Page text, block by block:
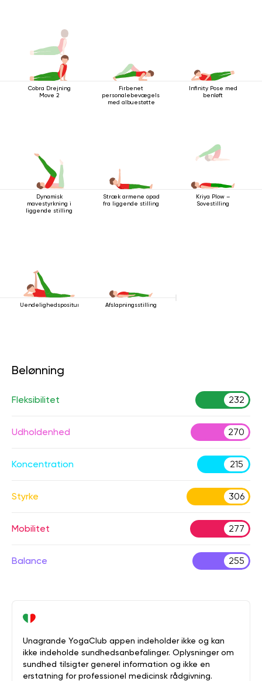
Cobra Drejning
Move 2
Firbenet
personalebevægelse
med albuestøtte
Infinity Pose med
benløft
Dynamisk
mavestyrkning i
liggende stilling
Stræk armene opad
fra liggende stilling
Kriya Plow –
Sovestilling
Uendelighedspositur Afslapningsstilling
Belønning
Fleksibilitet 232
Udholdenhed 270
Koncentration 215
Styrke 306
Mobilitet 277
Balance 255
Unagrande YogaClub appen indeholder ikke og kan
ikke indeholde sundhedsanbefalinger. Oplysninger om
sundhed tilsigter generel information og ikke en
erstatning for professionel medicinsk rådgivning.